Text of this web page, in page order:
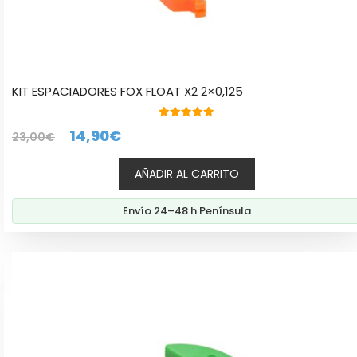
KIT ESPACIADORES FOX FLOAT X2 2×0,125
23,00€
El
era:
23,00€.
14,90€El
precio
actual
es:
14,90€.
AÑADIR AL CARRITO
Envío 24–48 h Península